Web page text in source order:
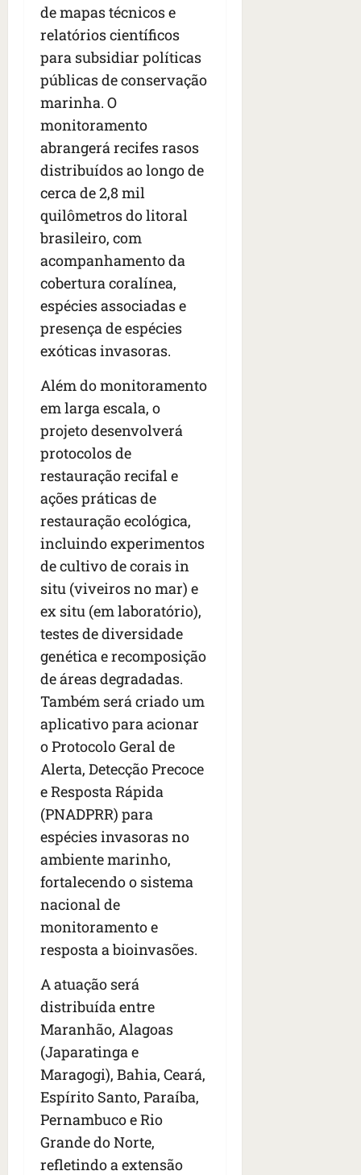
de mapas técnicos e
relatórios científicos
para subsidiar políticas
públicas de conservação
marinha. O
monitoramento
abrangerá recifes rasos
distribuídos ao longo de
cerca de 2,8 mil
quilômetros do litoral
brasileiro, com
acompanhamento da
cobertura coralínea,
espécies associadas e
presença de espécies
exóticas invasoras.
Além do monitoramento
em larga escala, o
projeto desenvolverá
protocolos de
restauração recifal e
ações práticas de
restauração ecológica,
incluindo experimentos
de cultivo de corais in
situ (viveiros no mar) e
ex situ (em laboratório),
testes de diversidade
genética e recomposição
de áreas degradadas.
Também será criado um
aplicativo para acionar
o Protocolo Geral de
Alerta, Detecção Precoce
e Resposta Rápida
(PNADPRR) para
espécies invasoras no
ambiente marinho,
fortalecendo o sistema
nacional de
monitoramento e
resposta a bioinvasões.
A atuação será
distribuída entre
Maranhão, Alagoas
(Japaratinga e
Maragogi), Bahia, Ceará,
Espírito Santo, Paraíba,
Pernambuco e Rio
Grande do Norte,
refletindo a extensão